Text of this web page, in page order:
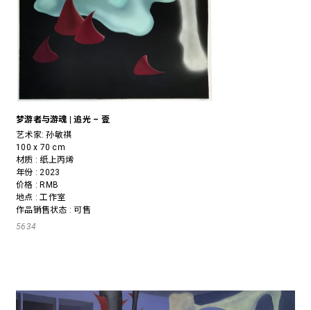
梦游者与游魂 | 追光 – 壹
艺术家:孙敏祺
100 x 70 cm
材质 : 纸上丙烯
年份 : 2023
价格 : RMB
地点 : 工作室
作品销售状态 : 可售
5634